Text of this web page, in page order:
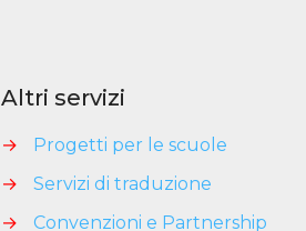
Altri servizi
→
Progetti per le scuole
→
Servizi di traduzione
→
Convenzioni e Partnership